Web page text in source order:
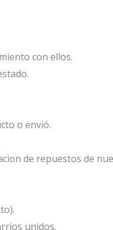
con ellos.
o envió.
de repuestos de
unidos.